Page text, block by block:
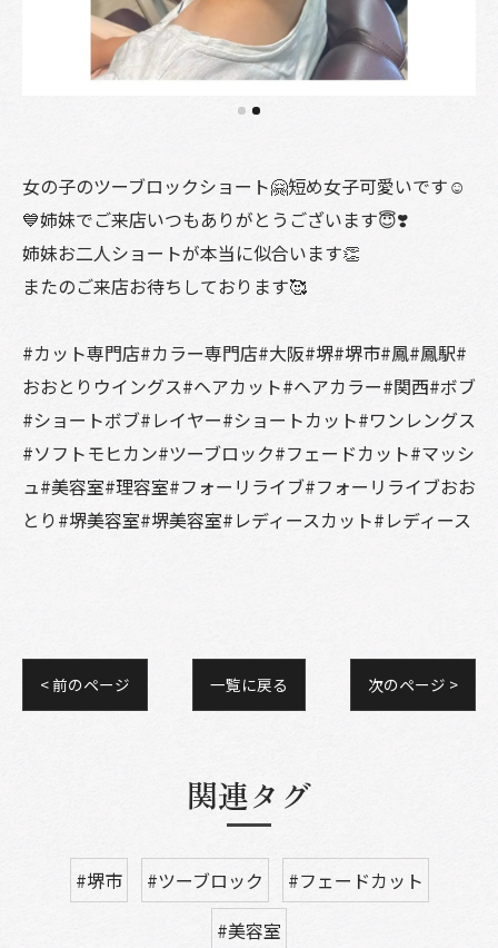
女の子のツーブロックショート🤗短め女子可愛いです☺️
💙姉妹でご来店いつもありがとうございます😇❣️
姉妹お二人ショートが本当に似合います👏
またのご来店お待ちしております🥰
#カット専門店#カラー専門店#大阪#堺#堺市#鳳#鳳駅#
おおとりウイングス#ヘアカット#ヘアカラー#関西#ボブ
#ショートボブ#レイヤー#ショートカット#ワンレングス
#ソフトモヒカン#ツーブロック#フェードカット#マッシ
ュ#美容室#理容室#フォーリライブ#フォーリライブおお
とり#堺美容室#堺美容室#レディースカット#レディース
< 前のページ 一覧に戻る 次のページ >
関連タグ
#堺市 #ツーブロック
#フェードカット
#美容室